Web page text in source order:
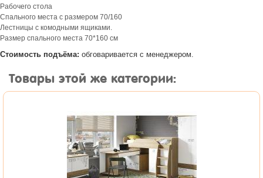
Рабочего стола
Спального места с размером 70/160
Лестницы с комодными ящиками.
Размер спального места 70*160 см
Стоимость подъёма: обговаривается с менеджером.
Товары этой же категории: